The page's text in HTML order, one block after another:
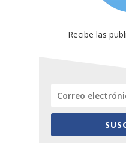
Recibe las